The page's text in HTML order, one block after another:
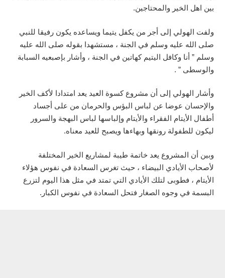
بين اهل الخير والمحتاجين.
ولفت الهولي إلى أجر من يكفل يتيما ويساعده يكون رفيقا للنبي
صلى الله عليه وسلم في الجنة ، مستشهدا بقوله صلى الله عليه
وسلم ” أنا وكافل اليتيم كهاتين في الجنة ، وأشار بإصبعيه السبابة
والوسطى ” .
وأشار الهولي إلى أن مشروع كسوة العيد يعد امتدادا لأكف الخير
والإحسان عوضا عن لباس البؤس والحرمان من على أجساد
أطفال الأيتام الفقراء والأيتام وإلباسها لباس البهجة والسرور
ليكون للطفولة رونقها وبهاءها ويصبح للعيد معناه.
وبين أن المشروع يعد خاتمة طيبة لمشاريع الخير المختلفة
لأصحاب الأيادي البيضاء ، حيث تغرس السعادة في نفوس هؤلاء
الأيتام ، فطوبى لتلك الأيادي التي تمتد في مثل هذا اليوم لتزرع
البسمة في وجوه الصغار فتحل السعادة في نفوس الكبار.